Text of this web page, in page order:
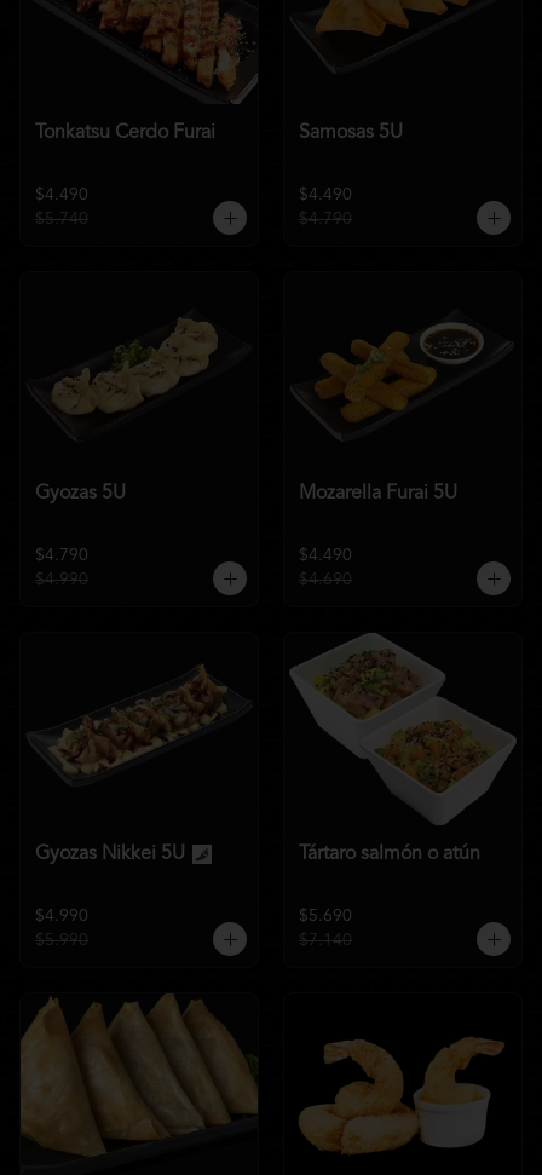
Tonkatsu Cerdo Furai
$4.490
$5.740
Samosas 5U
$4.490
$4.790
Gyozas 5U
$4.790
$4.990
Mozarella Furai 5U
$4.490
$4.690
Gyozas Nikkei 5U
$4.990
$5.990
Tártaro salmón o atún
$5.690
$7.140